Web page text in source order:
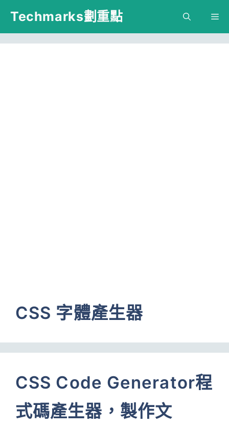
跳
主
Techmarks劃重點
CSS 字體產生器
CSS Code Generator程
式碼產生器，製作文